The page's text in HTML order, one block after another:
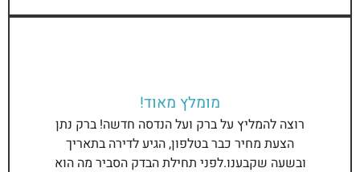
מומלץ מאוד!
רוצה להמליץ על ברק ועל הנדסה חדשה! ברק נתן
הצעת מחיר כבר בטלפון, הגיע לדירה בתאריך
ובשעה שקבענו.לפני תחילת הבדק הסביר מה הוא